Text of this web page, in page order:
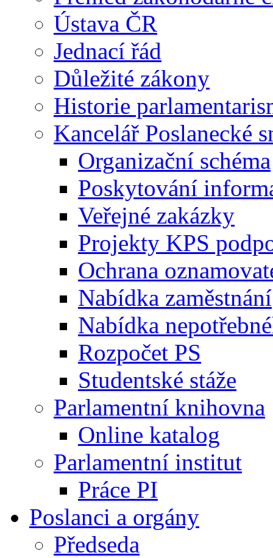
Ústava ČR
Jednací řád
Důležité zákony
Historie
Kancelář Poslanecké
Organizační schéma
Poskytování
Veřejné zakázky
Projekty KPS
Ochrana
Nabídka zaměstnání
Nabídka
Rozpočet PS
Studentské stáže
Parlamentní knihovna
Online katalog
Parlamentní institut
Práce PI
Poslanci a orgány
Předseda